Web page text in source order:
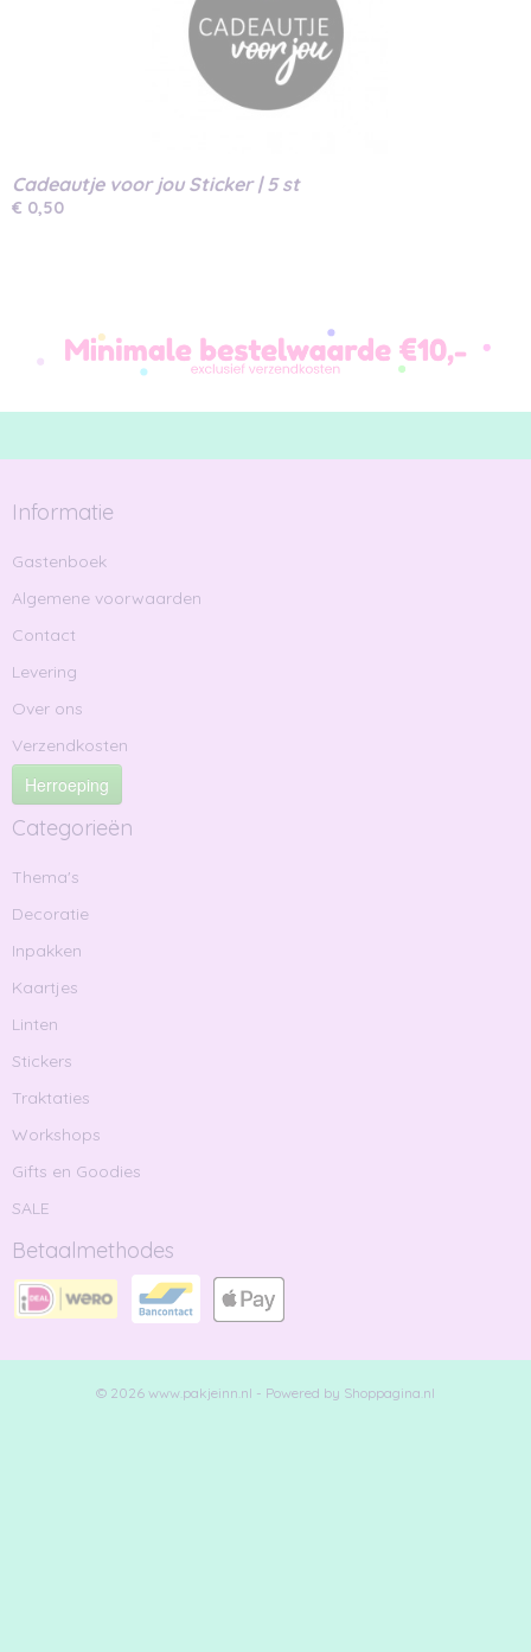
Cadeautje voor jou Sticker | 5 st
€ 0,50
Informatie
Gastenboek
Algemene voorwaarden
Contact
Levering
Over ons
Verzendkosten
Herroeping
Categorieën
Thema's
Decoratie
Inpakken
Kaartjes
Linten
Stickers
Traktaties
Workshops
Gifts en Goodies
SALE
Betaalmethodes
© 2026 www.pakjeinn.nl - Powered by Shoppagina.nl